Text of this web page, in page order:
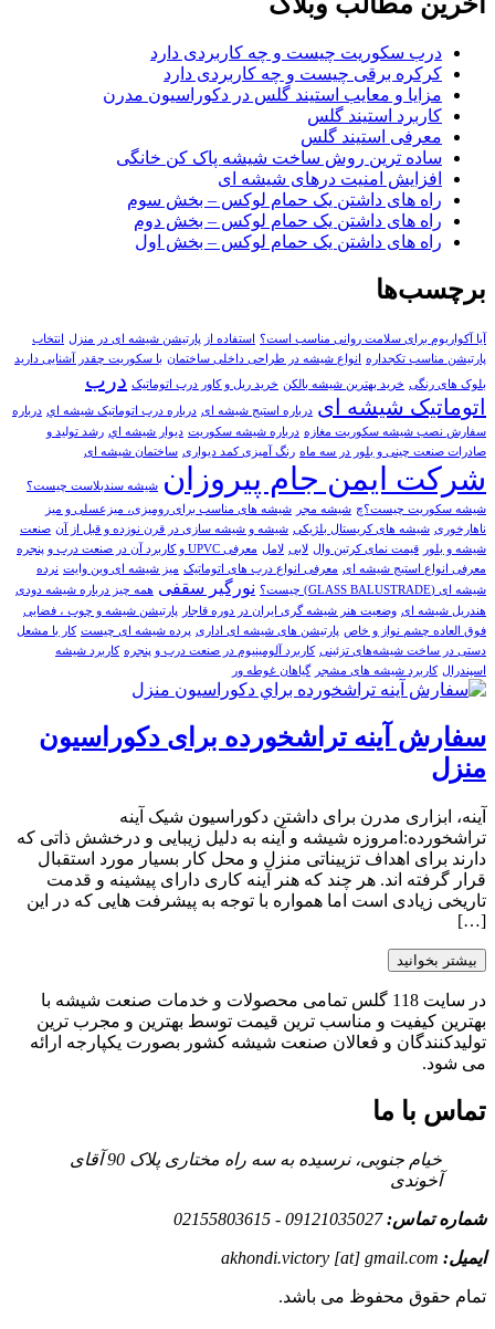
درب سکوریت چیست و چه کاربردی دارد
کرکره برقی چیست و چه کاربردی دارد
مزایا و معایب استیند گلس در دکوراسیون مدرن
کاربرد استیند گلس
معرفی استیند گلس
ساده ترین روش ساخت شیشه پاک کن خانگی
افزایش امنیت درهای شیشه ای
راه های داشتن یک حمام لوکس – بخش سوم
راه های داشتن یک حمام لوکس – بخش دوم
راه های داشتن یک حمام لوکس – بخش اول
برچسب‌ها
آیا آکواریوم برای سلامت روانی مناسب است؟ استفاده از پارتیشن شیشه ای در منزل
انتخاب
پارتیشن مناسب تکجداره
انواع شیشه در طراحی داخلی ساختمان با سکوریت چقدر آشنایی دارید
بلوک های رنگی خريد بهترين شيشه بالکن خرید ریل و کاور درب اتوماتیک درب
اتوماتیک شیشه ای درباره استیج شیشه ای درباره درب اتوماتيک شيشه اي درباره
سفارش نصب شیشه سکوریت مغازه درباره شیشه سکوریت ديوار شيشه اي رشد تولید و
صادرات صنعت چینی و بلور در سه ماه رنگ آمیزی کمد دیواری ساختمان شیشه ای
شرکت ایمن جام پیروزان شیشه سندبلاست چیست؟
شیشه سکوریت چیست؟چ شیشه مجر
شیشه های مناسب برای رومیزی، میزعسلی و میز
ناهارخوری شیشه های کریستال بلژیکی شیشه و شیشه سازی در قرن نوزده و قبل از آن صنعت
شیشه و بلور
قیمت نمای کرتین وال لابی لامل معرفی UPVC و کاربرد آن در صنعت درب و پنجره
معرفی انواع استیج شیشه ای معرفی انواع درب های اتوماتیک میز شیشه ای وین وایت نرده
شیشه ای (GLASS BALUSTRADE) چیست؟
نورگیر سقفی همه چیز درباره شیشه دودی
هندریل شیشه‌ ای وضعيت هنر شيشه گری ايران در دوره قاجار
پارتیشن شیشه و چوب ، فضایی
فوق العاده چشم نواز و خاص پارتیشن های شیشه ای اداری پرده شیشه ای چيست کار با مشعل
دستی در ساخت شیشه‌های تزئینی کاربرد آلومینیوم در صنعت درب و پنجره کاربرد شيشه
اسپندرال کاربرد شیشه های مشجر گیاهان غوطه ور
سفارش آینه تراشخورده برای دکوراسیون
منزل
آینه، ابزاری مدرن برای داشتن دکوراسیون شیک آینه
تراشخورده:امروزه شیشه و آینه به دلیل زیبایی و درخشش ذاتی که
دارند برای اهداف تزییناتی منزل و محل کار بسیار مورد استقبال
قرار گرفته اند. هر چند که هنر آینه کاری دارای پیشینه و قدمت
تاریخی زیادی است اما همواره با توجه به پیشرفت هایی که در این
[…]
بیشتر بخوانید
در سایت 118 گلس تمامی محصولات و خدمات صنعت شیشه با
بهترین کیفیت و مناسب ترین قیمت توسط بهترین و مجرب ترین
تولیدکنندگان و فعالان صنعت شیشه کشور بصورت یکپارجه ارائه
می شود.
تماس با ما
خیام جنوبی، نرسیده به سه راه مختاری پلاک 90 آقای
آخوندی
شماره تماس:09121035027 - 02155803615
ایمیل: akhondi.victory [at] gmail.com
تمام حقوق محفوظ می باشد.